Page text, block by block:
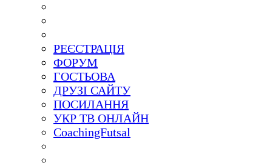
РЕЄСТРАЦІЯ
ФОРУМ
ГОСТЬОВА
ДРУЗІ САЙТУ
ПОСИЛАННЯ
УКР ТВ ОНЛАЙН
CoachingFutsal